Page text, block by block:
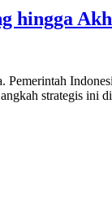
hingga
strategis ini